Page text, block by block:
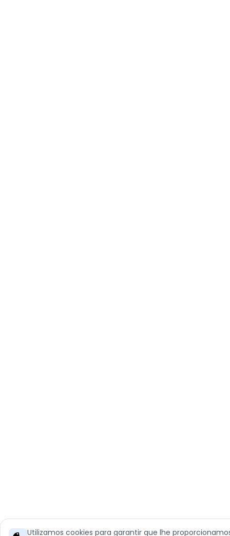
Utilizamos cookies para garantir que lhe